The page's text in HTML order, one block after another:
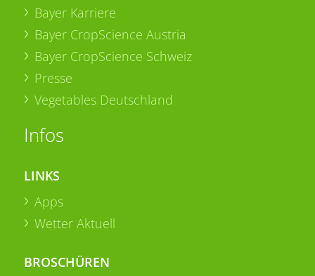
Bayer Karriere
Bayer CropScience Austria
Bayer CropScience Schweiz
Presse
Vegetables Deutschland
Infos
LINKS
Apps
Wetter Aktuell
BROSCHÜREN